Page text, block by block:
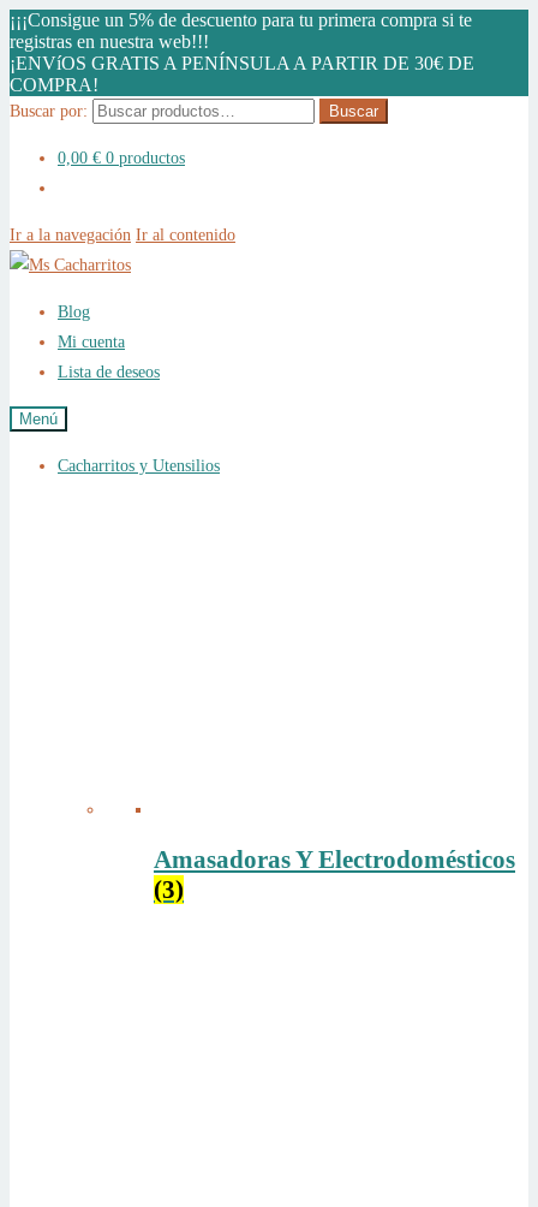
¡¡¡Consigue un 5% de descuento para tu primera compra si te
registras en nuestra web!!!
¡ENVíOS GRATIS A PENÍNSULA A PARTIR DE 30€ DE
COMPRA!
Buscar por: Buscar
0,00 € 0 productos
Ir a la navegación Ir al contenido
Blog
Mi cuenta
Lista de deseos
Menú
Cacharritos y Utensilios
Amasadoras Y Electrodomésticos
(3)